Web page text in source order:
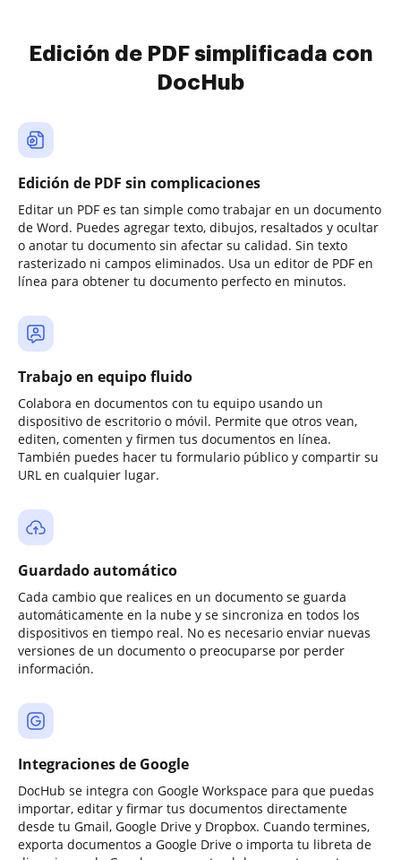
Edición de PDF simplificada con
DocHub
Edición de PDF sin complicaciones
Editar un PDF es tan simple como trabajar en un documento
de Word. Puedes agregar texto, dibujos, resaltados y ocultar
o anotar tu documento sin afectar su calidad. Sin texto
rasterizado ni campos eliminados. Usa un editor de PDF en
línea para obtener tu documento perfecto en minutos.
Trabajo en equipo fluido
Colabora en documentos con tu equipo usando un
dispositivo de escritorio o móvil. Permite que otros vean,
editen, comenten y firmen tus documentos en línea.
También puedes hacer tu formulario público y compartir su
URL en cualquier lugar.
Guardado automático
Cada cambio que realices en un documento se guarda
automáticamente en la nube y se sincroniza en todos los
dispositivos en tiempo real. No es necesario enviar nuevas
versiones de un documento o preocuparse por perder
información.
Integraciones de Google
DocHub se integra con Google Workspace para que puedas
importar, editar y firmar tus documentos directamente
desde tu Gmail, Google Drive y Dropbox. Cuando termines,
exporta documentos a Google Drive o importa tu libreta de